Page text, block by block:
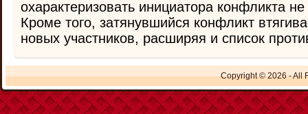
охарактеризовать инициатора конфликта
Кроме того, затянувшийся конфликт
новых участников, расширяя и список
Copyright © 2026 - All